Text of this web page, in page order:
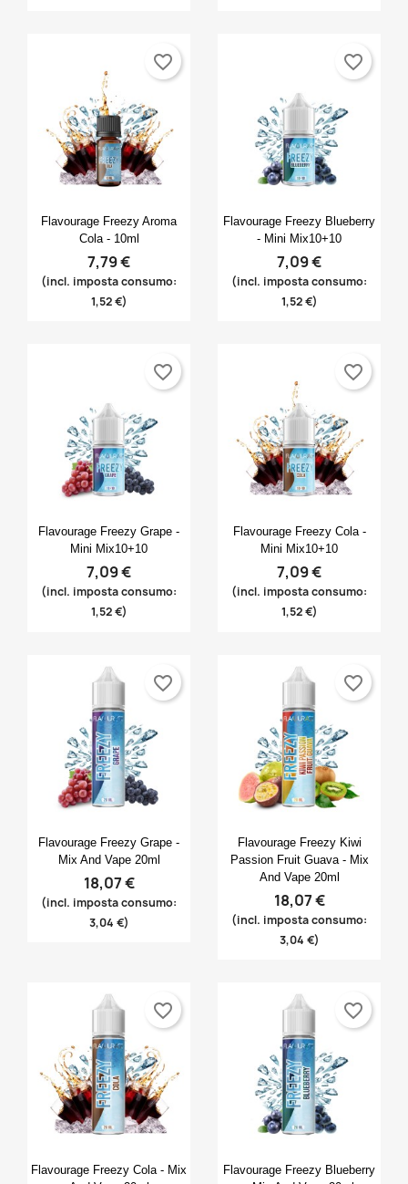
Aggiungi alla lista dei desideri
add_circle_outline Create new list
Crea lista dei desideri
Nome lista dei desideri
((modalTitle))
((confirmMessage))
((cancelText))
Accedi
Devi avere effettuato l'accesso per salvare dei
prodotti nella tua lista dei desideri.
Anteprima
Flavourage Freezy Aroma
Cola - 10ml
7,79 €
(incl. imposta consumo:
1,52 €)
favorite_border
Anteprima
Flavourage Freezy Blueberry
- Mini Mix10+10
7,09 €
(incl. imposta consumo:
1,52 €)
favorite_border
Anteprima
Flavourage Freezy Grape -
Mini Mix10+10
7,09 €
(incl. imposta consumo:
1,52 €)
favorite_border
Anteprima
Flavourage Freezy Cola -
Mini Mix10+10
7,09 €
(incl. imposta consumo:
1,52 €)
favorite_border
Anteprima
Flavourage Freezy Grape -
Mix And Vape 20ml
18,07 €
(incl. imposta consumo:
3,04 €)
favorite_border
Anteprima
Flavourage Freezy Kiwi
Passion Fruit Guava - Mix
And Vape 20ml
18,07 €
(incl. imposta consumo:
3,04 €)
favorite_border
Anteprima
Flavourage Freezy Cola - Mix
favorite_border
Anteprima
Flavourage Freezy Blueberry
favorite_border